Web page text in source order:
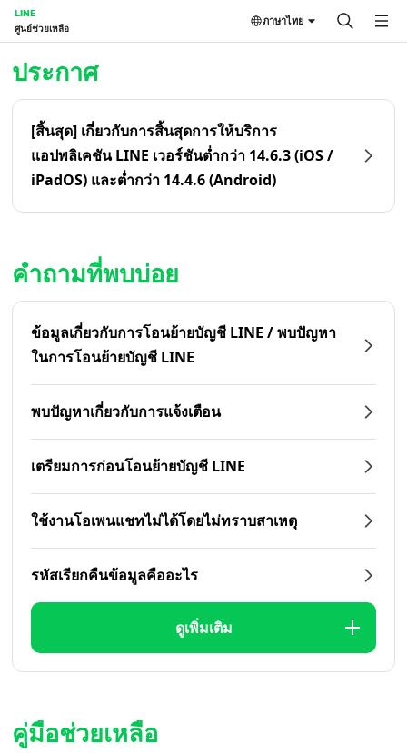
LINE
ศูนย์ช่วยเหลือ
ภาษาไทย
ประกาศ
[สิ้นสุด] เกี่ยวกับการสิ้นสุดการให้บริการ
แอปพลิเคชัน LINE เวอร์ชันต่ำกว่า 14.6.3 (iOS /
iPadOS) และต่ำกว่า 14.4.6 (Android)
คำถามที่พบบ่อย
ข้อมูลเกี่ยวกับการโอนย้ายบัญชี LINE / พบปัญหา
ในการโอนย้ายบัญชี LINE
พบปัญหาเกี่ยวกับการแจ้งเตือน
เตรียมการก่อนโอนย้ายบัญชี LINE
ใช้งานโอเพนแชทไม่ได้โดยไม่ทราบสาเหตุ
รหัสเรียกคืนข้อมูลคืออะไร
ดูเพิ่มเติม
คู่มือช่วยเหลือ